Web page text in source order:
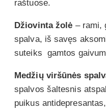
raštuose.
Džiovinta žolė – rami,
spalva, iš savęs
suteiks gamtos
Medžių viršūnės
spalvos šaltesnis
puikus